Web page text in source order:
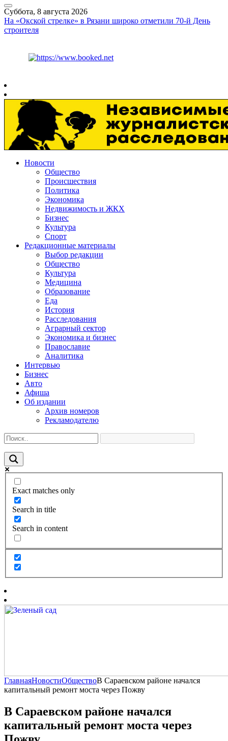
Суббота, 8 августа 2026
На «Окской стрелке» в Рязани широко отметили 70-й День
строителя
Новости
Общество
Происшествия
Политика
Экономика
Недвижимость и ЖКХ
Бизнес
Культура
Спорт
Редакционные материалы
Выбор редакции
Общество
Культура
Медицина
Образование
Еда
История
Расследования
Аграрный сектор
Экономика и бизнес
Православие
Аналитика
Интервью
Бизнес
Авто
Афиша
Об издании
Архив номеров
Рекламодателю
Exact matches only
Search in title
Search in content
ГлавнаяНовостиОбществоВ Сараевском районе начался
капитальный ремонт моста через Пожву
В Сараевском районе начался
капитальный ремонт моста через